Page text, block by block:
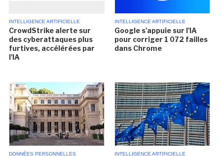
INTELLIGENCE ARTIFICIELLE
CrowdStrike alerte sur
des cyberattaques plus
furtives, accélérées par
l'IA
INTELLIGENCE ARTIFICIELLE
Google s'appuie sur l'IA
pour corriger 1 072 failles
dans Chrome
DONNÉES PERSONNELLES INTELLIGENCE ARTIFICIELLE